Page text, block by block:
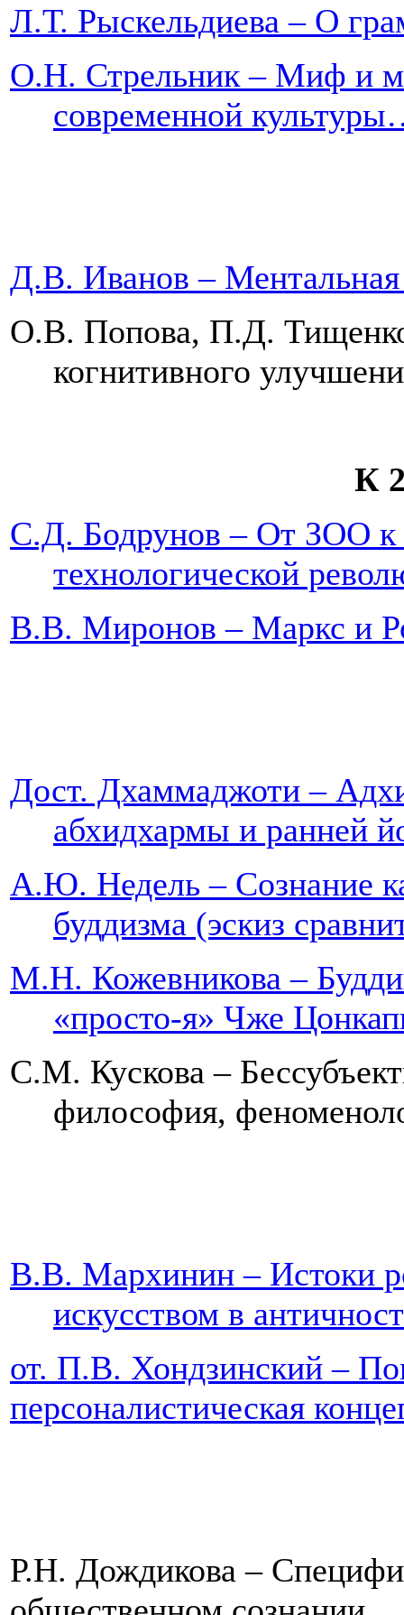
Л.Т. Рыскельдиева – О
О.Н. Стрельник – Миф и
современной
Д.В. Иванов –
О.В. Попова, П.Д.
когнитивного
К
С.Д. Бодрунов – От ЗОО к
В.В. Миронов – Маркс и
Дост. Дхаммаджоти –
абхидхармы и
А.Ю. Недель – Сознание
буддизма (эскиз
М.Н. Кожевникова –
«просто-я»
С.М. Кускова –
философия,
В.В. Мархинин – Истоки
искусством в
от. П.В. Хондзинский –
персоналистическая
Р.Н. Дождикова –